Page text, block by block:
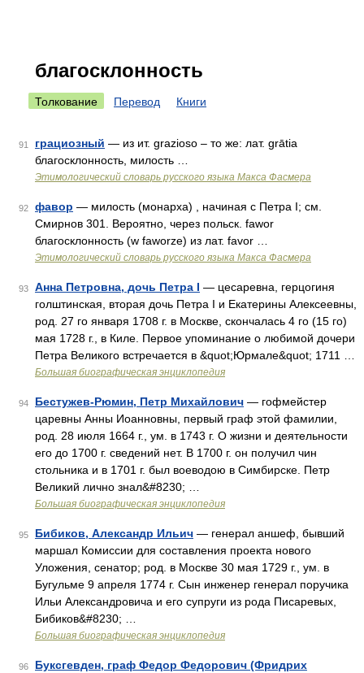
благосклонность
Толкование Перевод Книги
91 грациозный — из ит. grazioso – то же: лат. grātia
благосклонность, милость …
Этимологический словарь русского языка Макса Фасмера
92 фавор — милость (монарха) , начиная с Петра I; см.
Смирнов 301. Вероятно, через польск. fаwоr
благосклонность (w faworze) из лат. favor …
Этимологический словарь русского языка Макса Фасмера
93 Анна Петровна, дочь Петра I — цесаревна, герцогиня
голштинская, вторая дочь Петра І и Eкатерины Алексеевны,
род. 27 го января 1708 г. в Москве, скончалась 4 го (15 го)
мая 1728 г., в Киле. Первое упоминание о любимой дочери
Петра Великого встречается в &quot;Юрмале&quot; 1711 …
Большая биографическая энциклопедия
94 Бестужев-Рюмин, Петр Михайлович — гофмейстер
царевны Анны Иоанновны, первый граф этой фамилии,
род. 28 июля 1664 г., ум. в 1743 г. О жизни и деятельности
его до 1700 г. сведений нет. В 1700 г. он получил чин
стольника и в 1701 г. был воеводою в Симбирске. Петр
Великий лично знал&#8230; …
Большая биографическая энциклопедия
95 Бибиков, Александр Ильич — генерал аншеф, бывший
маршал Комиссии для составления проекта нового
Уложения, сенатор; род. в Москве 30 мая 1729 г., ум. в
Бугульме 9 апреля 1774 г. Сын инженер генерал поручика
Ильи Александровича и его супруги из рода Писаревых,
Бибиков&#8230; …
Большая биографическая энциклопедия
96
Буксгевден, граф Федор Федорович (Фридрих